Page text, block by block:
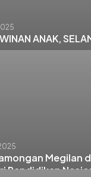
ANAK,
Megilan
Pendidikan